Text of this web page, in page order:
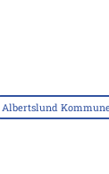
Albertslund